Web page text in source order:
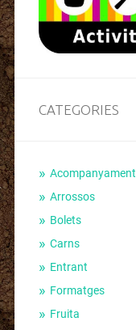
CATEGORIES
Acompanyament
Arrossos
Bolets
Carns
Entrant
Formatges
Fruita